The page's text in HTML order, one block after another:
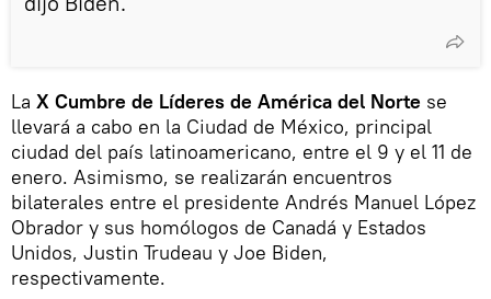
La X Cumbre de Líderes de América del Norte se
llevará a cabo en la Ciudad de México, principal
ciudad del país latinoamericano, entre el 9 y el 11 de
enero. Asimismo, se realizarán encuentros
bilaterales entre el presidente Andrés Manuel López
Obrador y sus homólogos de Canadá y Estados
Unidos, Justin Trudeau y Joe Biden,
respectivamente.